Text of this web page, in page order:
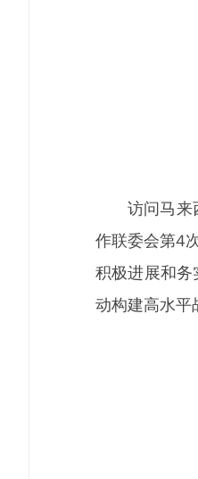
访问马来
作联委会第4
积极进展和
动构建高水平